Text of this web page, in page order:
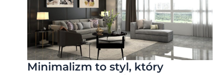
Minimalizm to styl, który